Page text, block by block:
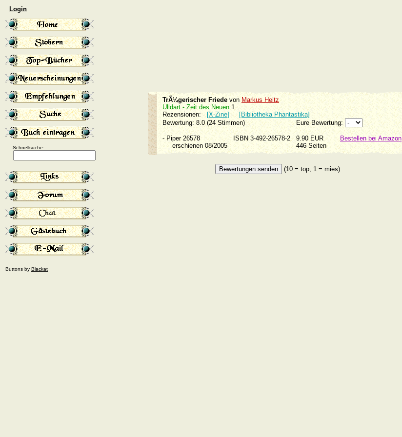
Login
Schnellsuche:
Buttons by Blackat
TrÃ¼gerischer FriedevonMarkus Heitz
Ulldart - Zeit des Neuen 1
Rezensionen:[X-Zine]
[Bibliotheka Phantastika]
Bewertung: 8.0 (24 Stimmen)
Eure Bewertung:
- Piper 26578 ISBN 3-492-26578-2 9.90 EUR
Bestellen bei Amazon
erschienen 08/2005
446 Seiten
(10 = top, 1 = mies)